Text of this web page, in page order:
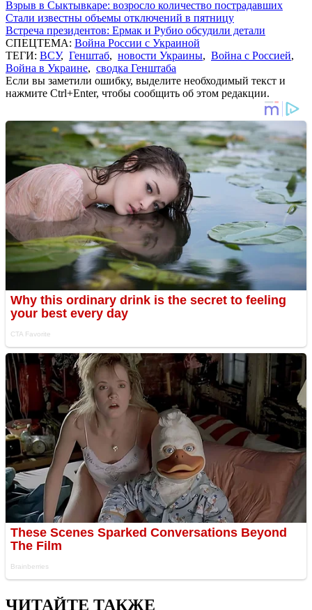
Взрыв в Сыктывкаре: возросло количество пострадавших
Стали известны объемы отключений в пятницу
Встреча президентов: Ермак и Рубио обсудили детали
СПЕЦТЕМА: Война России с Украиной
ТЕГИ: ВСУ, Генштаб, новости Украины, Война с Россией,
Война в Украине, сводка Генштаба
Если вы заметили ошибку, выделите необходимый текст и
нажмите Ctrl+Enter, чтобы сообщить об этом редакции.
ЧИТАЙТЕ ТАКЖЕ